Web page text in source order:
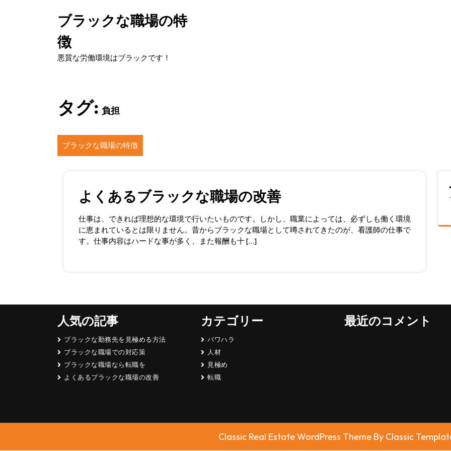
ブラックな職場の特
徴
悪質な労働環境はブラックです！
タグ: 負担
ブラックな職場の特徴
よくあるブラックな職場の改善
仕事は、できれば理想的な環境で行いたいものです。しかし、職業によっては、必ずしも働く環境
に恵まれているとは限りません。昔からブラックな職場として噂されてきたのが、看護師の仕事で
す。仕事内容はハードな事が多く、また報酬も十 […]
人気の記事
ブラックな勤務先を見極める方法
ブラックな職場での対応策
ブラックな職場なら転職を
よくあるブラックな職場の改善
カテゴリー
パワハラ
人材
見極め
転職
最近のコメント
Classic Real Estate WordPress Theme By Classic